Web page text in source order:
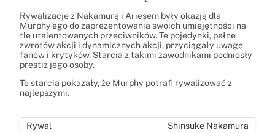
Rywalizacje z Nakamurą i Ariesem były okazją dla
Murphy’ego do zaprezentowania swoich umiejętności na
tle utalentowanych przeciwników. Te pojedynki, pełne
zwrotów akcji i dynamicznych akcji, przyciągały uwagę
fanów i krytyków. Starcia z takimi zawodnikami podniosły
prestiż jego osoby.
Te starcia pokazały, że Murphy potrafi rywalizować z
najlepszymi.
Shinsuke Nakamura